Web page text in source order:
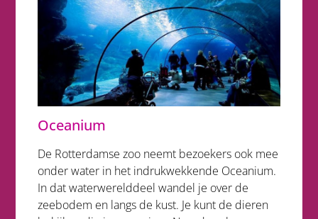
Oceanium
De Rotterdamse zoo neemt bezoekers ook mee
onder water in het indrukwekkende Oceanium.
In dat waterwerelddeel wandel je over de
zeebodem en langs de kust. Je kunt de dieren